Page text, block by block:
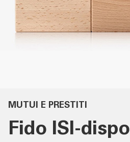
SERVIZI PRIVATI E
FAMIGLIE
CHI SIAMO
TOOL
MUTUI E PRESTITI
Fido ISI-dispo